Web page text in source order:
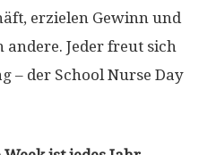
erzielen Gewinn und
Jeder freut sich
– der School Nurse Day